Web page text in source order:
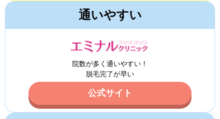
通いやすい
院数が多く通いやすい！
脱毛完了が早い
公式サイト